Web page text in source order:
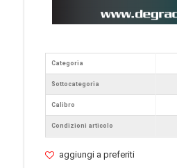
Categoria
Sottocategoria
Calibro
Condizioni articolo
aggiungi a preferiti